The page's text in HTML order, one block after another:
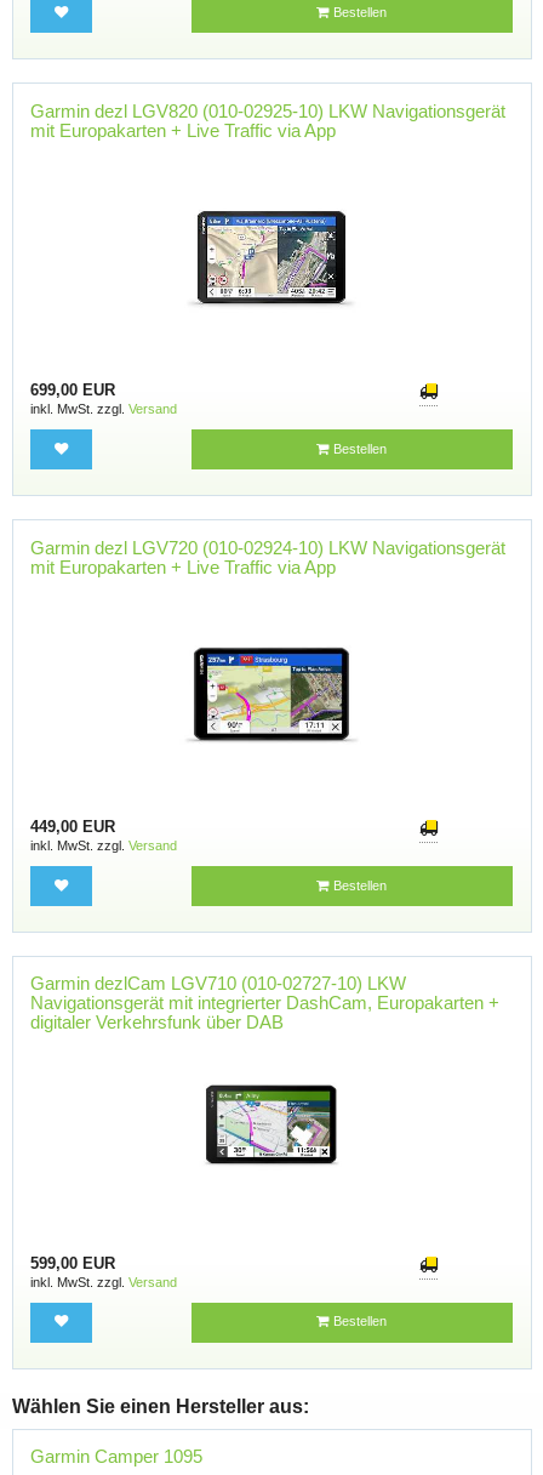
Bestellen
Garmin dezl LGV820 (010-02925-10) LKW Navigationsgerät
mit Europakarten + Live Traffic via App
699,00 EUR
inkl. MwSt. zzgl. Versand
Bestellen
Garmin dezl LGV720 (010-02924-10) LKW Navigationsgerät
mit Europakarten + Live Traffic via App
449,00 EUR
inkl. MwSt. zzgl. Versand
Bestellen
Garmin dezlCam LGV710 (010-02727-10) LKW
Navigationsgerät mit integrierter DashCam, Europakarten +
digitaler Verkehrsfunk über DAB
599,00 EUR
inkl. MwSt. zzgl. Versand
Bestellen
Wählen Sie einen Hersteller aus:
Garmin Camper 1095